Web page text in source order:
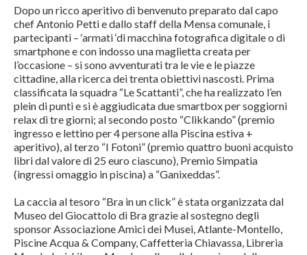
Dopo un ricco aperitivo di benvenuto preparato dal capo
chef Antonio Petti e dallo staff della Mensa comunale, i
partecipanti – ‘armati ‘di macchina fotografica digitale o di
smartphone e con indosso una maglietta creata per
l’occasione – si sono avventurati tra le vie e le piazze
cittadine, alla ricerca dei trenta obiettivi nascosti. Prima
classificata la squadra “Le Scattanti”, che ha realizzato l’en
plein di punti e si è aggiudicata due smartbox per soggiorni
relax di tre giorni; al secondo posto “Clikkando” (premio
ingresso e lettino per 4 persone alla Piscina estiva +
aperitivo), al terzo “I Fotoni” (premio quattro buoni acquisto
libri dal valore di 25 euro ciascuno), Premio Simpatia
(ingressi omaggio in piscina) a “Ganixeddas”.
La caccia al tesoro “Bra in un click” è stata organizzata dal
Museo del Giocattolo di Bra grazie al sostegno degli
sponsor Associazione Amici dei Musei, Atlante-Montello,
Piscine Acqua & Company, Caffetteria Chiavassa, Libreria